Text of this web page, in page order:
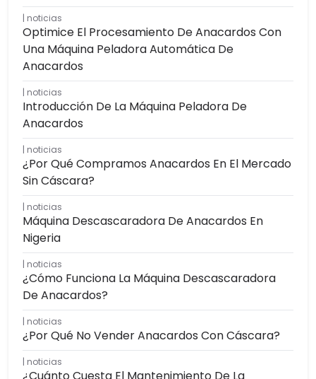
noticias
Optimice El Procesamiento De Anacardos Con
Una Máquina Peladora Automática De
Anacardos
noticias
Introducción De La Máquina Peladora De
Anacardos
noticias
¿Por Qué Compramos Anacardos En El Mercado
Sin Cáscara?
noticias
Máquina Descascaradora De Anacardos En
Nigeria
noticias
¿Cómo Funciona La Máquina Descascaradora
De Anacardos?
noticias
¿Por Qué No Vender Anacardos Con Cáscara?
noticias